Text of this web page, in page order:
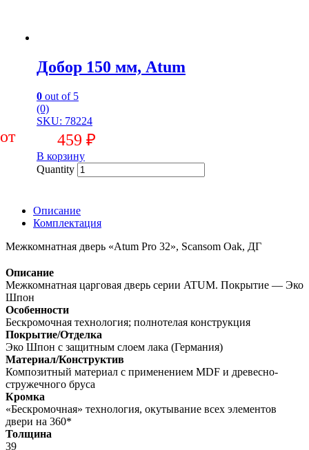
Добор 150 мм, Atum
0 out of 5
(0)
SKU: 78224
459 ₽
В корзину
Quantity
Описание
Комплектация
Межкомнатная дверь «Atum Pro 32», Scansom Oak, ДГ
Описание
Межкомнатная царговая дверь серии ATUM. Покрытие — Эко
Шпон
Особенности
Бескромочная технология; полнотелая конструкция
Покрытие/Отделка
Эко Шпон с защитным слоем лака (Германия)
Материал/Конструктив
Композитный материал с применением MDF и древесно-
стружечного бруса
Кромка
«Бескромочная» технология, окутывание всех элементов
двери на 360*
Толщина
39